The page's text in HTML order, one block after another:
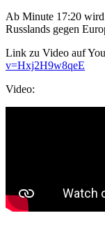
Ab Minute 17:20
Russlands gegen
Link zu Video auf
v=Hxj2H9w8qeE
Video: